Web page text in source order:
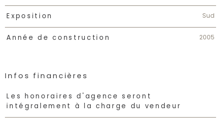
Exposition Sud
Année de construction 2005
Infos financières
Caractéristiques Valeurs
Les honoraires d'agence seront
intégralement à la charge du vendeur